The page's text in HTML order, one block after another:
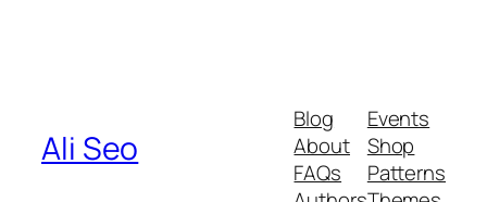
Ali Seo
Blog
About
FAQs
Events
Shop
Patterns